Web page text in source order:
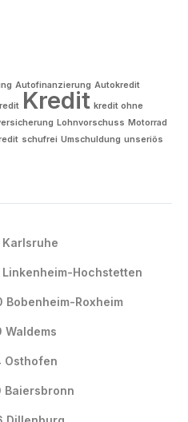
Autofinanzierung Autokredit
Kredit kredit ohne
Lohnvorschuss Motorrad
schufrei Umschuldung unseriös
Karlsruhe
Hochstetten
Roxheim
Osthofen
Baiersbronn